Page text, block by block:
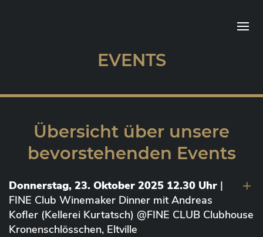
EVENTS
Übersicht über unsere
bevorstehenden Events
Donnerstag, 23. Oktober 2025 12.30 Uhr |
FINE Club Winemaker Dinner mit Andreas
Kofler (Kellerei Kurtatsch) @FINE CLUB Clubhouse
Kronenschlösschen, Eltville